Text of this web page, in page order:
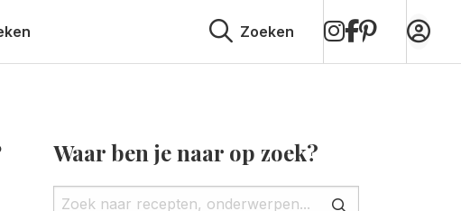
Zoeken
op
Instagram
op
Facebook
op
Pinterest
Waar ben je naar op zoek?